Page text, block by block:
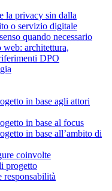
la privacy sin dalla
o servizio digitale
quando necessario
web: architettura,
DPO
in base agli attori
in base al focus
in base all’ambito di
coinvolte
progetto